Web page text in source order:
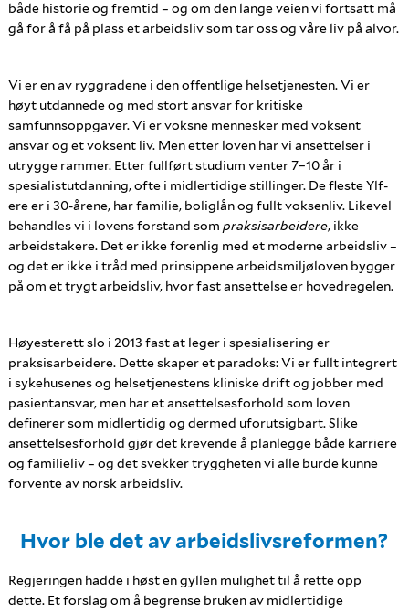
både historie og fremtid – og om den lange veien vi fortsatt må
gå for å få på plass et arbeidsliv som tar oss og våre liv på alvor.
Vi er en av ryggradene i den offentlige helsetjenesten. Vi er
høyt utdannede og med stort ansvar for kritiske
samfunnsoppgaver. Vi er voksne mennesker med voksent
ansvar og et voksent liv. Men etter loven har vi ansettelser i
utrygge rammer. Etter fullført studium venter 7–10 år i
spesialistutdanning, ofte i midlertidige stillinger. De fleste Ylf-
ere er i 30-årene, har familie, boliglån og fullt voksenliv. Likevel
behandles vi i lovens forstand som praksisarbeidere, ikke
arbeidstakere. Det er ikke forenlig med et moderne arbeidsliv –
og det er ikke i tråd med prinsippene arbeidsmiljøloven bygger
på om et trygt arbeidsliv, hvor fast ansettelse er hovedregelen.
Høyesterett slo i 2013 fast at leger i spesialisering er
praksisarbeidere. Dette skaper et paradoks: Vi er fullt integrert
i sykehusenes og helsetjenestens kliniske drift og jobber med
pasientansvar, men har et ansettelsesforhold som loven
definerer som midlertidig og dermed uforutsigbart. Slike
ansettelsesforhold gjør det krevende å planlegge både karriere
og familieliv – og det svekker tryggheten vi alle burde kunne
forvente av norsk arbeidsliv.
Hvor ble det av arbeidslivsreformen?
Regjeringen hadde i høst en gyllen mulighet til å rette opp
dette. Et forslag om å begrense bruken av midlertidige